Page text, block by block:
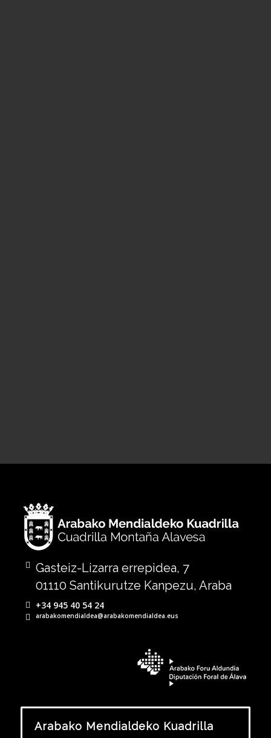
Gasteiz-Lizarra errepidea, 7
01110 Santikurutze Kanpezu, Araba
+34 945 40 54 24
arabakomendialdea@arabakomendialdea.eus
Arabako Mendialdeko Kuadrilla